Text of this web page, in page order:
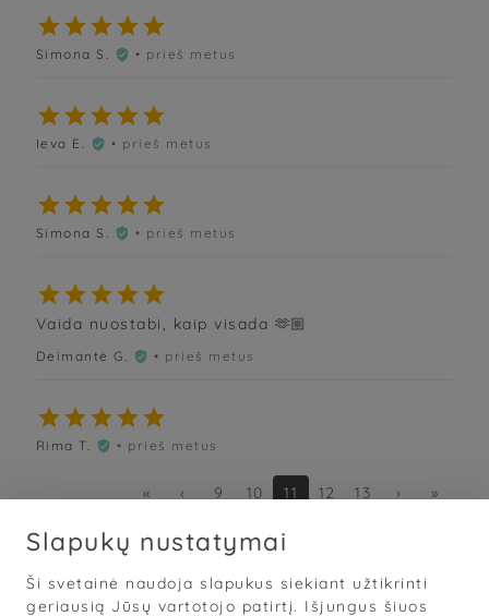

Simona S.  • prieš metus

Ieva E.  • prieš metus

Simona S.  • prieš metus

Vaida nuostabi, kaip visada 🫶🏼
Deimantė G.  • prieš metus

Rima T.  • prieš metus
« ‹ 9 10 11 12 13 › »
Slapukų nustatymai
Ši svetainė naudoja slapukus siekiant užtikrinti
geriausią Jūsų vartotojo patirtį. Išjungus šiuos
Sąlygos · Privatumas · Slapukai